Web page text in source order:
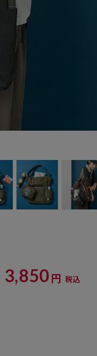
3,850 円 税込